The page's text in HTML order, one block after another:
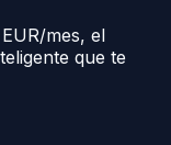
mes, el
que te